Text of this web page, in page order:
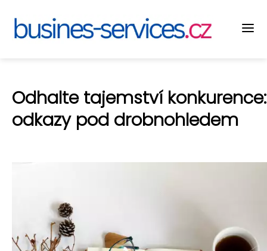
Odhalte tajemství
odkazy pod drobnohledem